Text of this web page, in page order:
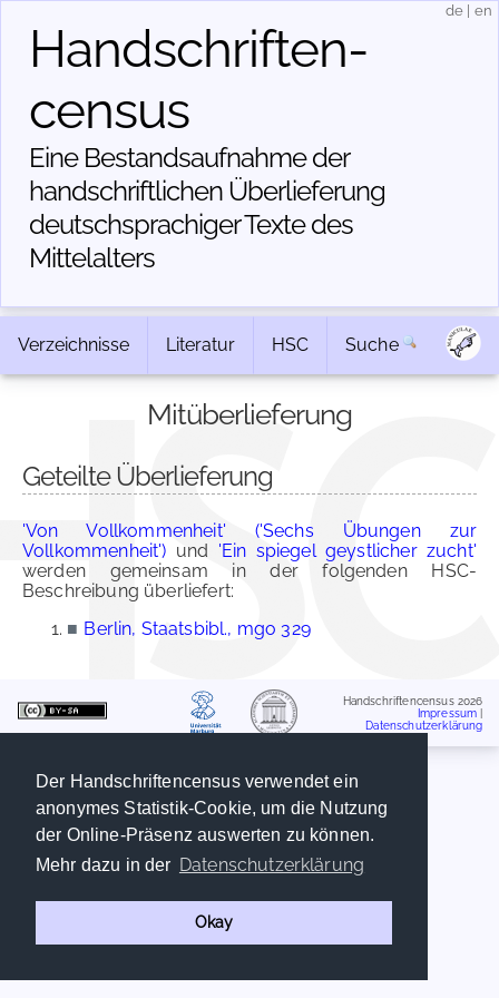
Der Handschriftencensus verwendet ein
anonymes Statistik-Cookie, um die Nutzung
der Online-Präsenz auswerten zu können.
Mehr dazu in der Datenschutzerklärung
Okay
Handschriften­
census
Eine Bestandsaufnahme der
handschriftlichen Über­lieferung
deutschsprachiger Texte des
Mittelalters
de en
Verzeichnisse Literatur HSC Suche
Mitüberlieferung
Geteilte Überlieferung
'Von Vollkommenheit' ('Sechs Übungen zur
Vollkommenheit') und 'Ein spiegel geystlicher zucht'
werden gemeinsam in der folgenden HSC-
Beschreibung überliefert:
■ Berlin, Staatsbibl., mgo 329
Handschriftencensus 2026
Impressum
Datenschutzerklärung